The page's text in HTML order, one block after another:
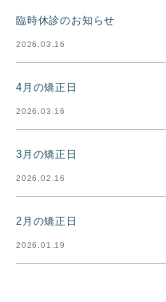
臨時休診のお知らせ
2026.03.16
4月の矯正日
2026.03.16
3月の矯正日
2026.02.16
2月の矯正日
2026.01.19